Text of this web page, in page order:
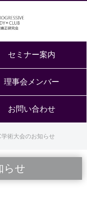
セミナー案内
理事会メンバー
お問い合わせ
術大会のお知らせ
らせ